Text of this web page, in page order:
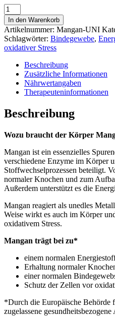
Mangan
-
90
Kapseln
Menge
In den Warenkorb
Artikelnummer: Mangan-UNI
Schlagwörter: Bindegewebe,
oxidativer Stress
Beschreibung
Zusätzliche Informationen
Nährwertangaben
Therapeuteninformationen
Beschreibung
Wozu braucht der Körper
Mangan ist ein essenzielles
verschiedene Enzyme im Körper
Stoffwechselprozessen beteiligt.
normaler Knochen und zum
Außerdem unterstützt es die
Mangan reagiert als unedles
Weise wirkt es auch im Körper
oxidativem Stress.
Mangan trägt bei zu*
einem normalen
Erhaltung normaler
einer normalen
Schutz der Zellen vor
*Durch die Europäische Behörde
zugelassene gesundheitsbezogene